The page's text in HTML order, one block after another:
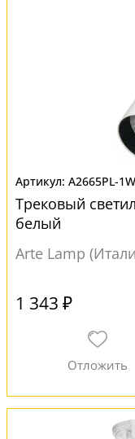
A2665PL-
Трековый
белый
Arte Lamp
1 343 ₽